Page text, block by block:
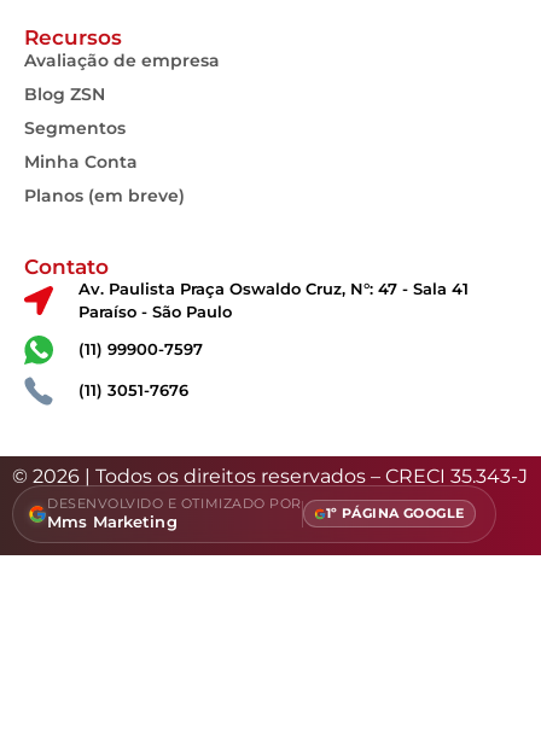
Recursos
Avaliação de empresa
Blog ZSN
Segmentos
Minha Conta
Planos (em breve)
Contato
Av. Paulista Praça Oswaldo Cruz, N°: 47 - Sala 41
Paraíso - São Paulo
(11) 99900-7597
(11) 3051-7676
© 2026 | Todos os direitos reservados – CRECI 35.343-J
DESENVOLVIDO E OTIMIZADO POR
Mms Marketing 1º PÁGINA GOOGLE